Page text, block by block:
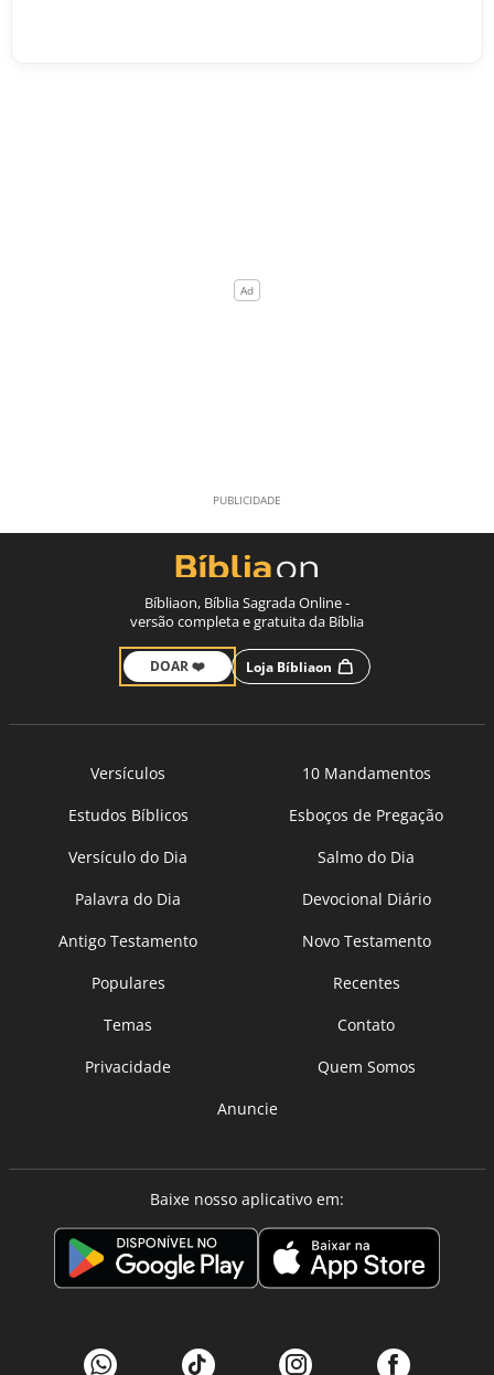
Bíbliaon, Bíblia Sagrada Online -
versão completa e gratuita da Bíblia
DOAR ❤️ Loja Bíbliaon
Versículos
10 Mandamentos
Estudos Bíblicos
Esboços de Pregação
Versículo do Dia
Salmo do Dia
Palavra do Dia
Devocional Diário
Antigo Testamento
Novo Testamento
Populares
Recentes
Temas
Contato
Privacidade
Quem Somos
Anuncie
Baixe nosso aplicativo em: